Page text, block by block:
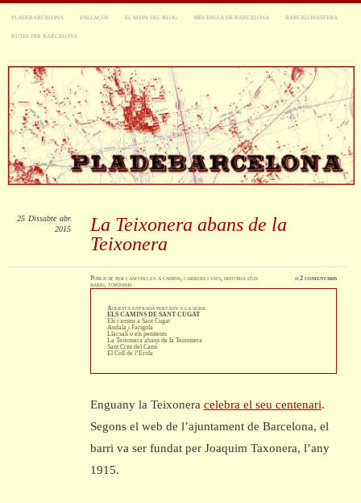
PLADEBARCELONA ENLLAÇOS EL MAPA DEL BLOG MÉS ENLLÀ DE BARCELONA BARCELONASFERA
RUTES PER BARCELONA
La Teixonera abans de la
Teixonera
25 Dissabte abr.
2015
Publicatpercancowley acamins, carrers i vies,història d'un
barri,topònims
≈2 comentaris
Aquesta entrada pertany a la sèrie
ELS CAMINS DE SANT CUGAT
Els camins a Sant Cugat
Andala i Farigola
Llacsalí o els penitents
La Teixonera abans de la Teixonera
Sant Crist del Camí
El Coll de l’Erola
Enguany la Teixonera celebra el seu centenari.
Segons el web de l’ajuntament de Barcelona, el
barri va ser fundat per Joaquim Taxonera, l’any
1915.